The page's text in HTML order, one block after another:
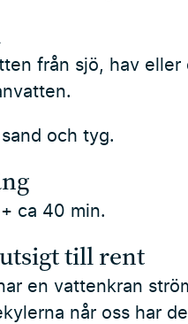
från sjö, hav eller
och tyg.
ca 40 min.
till rent
en vattenkran
når oss har